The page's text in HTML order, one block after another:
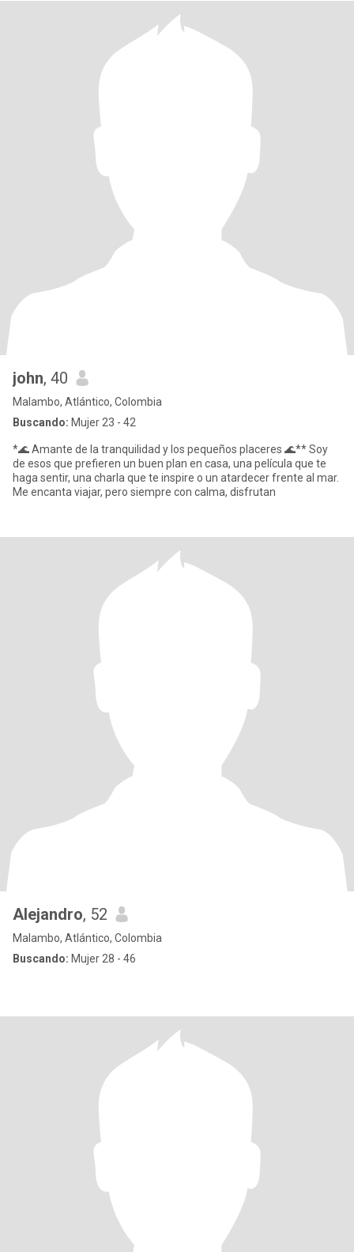
john, 40
Malambo, Atlántico, Colombia
Buscando: Mujer 23 - 42
*🌊 Amante de la tranquilidad y los pequeños placeres 🌊** Soy
de esos que prefieren un buen plan en casa, una película que te
haga sentir, una charla que te inspire o un atardecer frente al mar.
Me encanta viajar, pero siempre con calma, disfrutan
Alejandro, 52
Malambo, Atlántico, Colombia
Buscando: Mujer 28 - 46